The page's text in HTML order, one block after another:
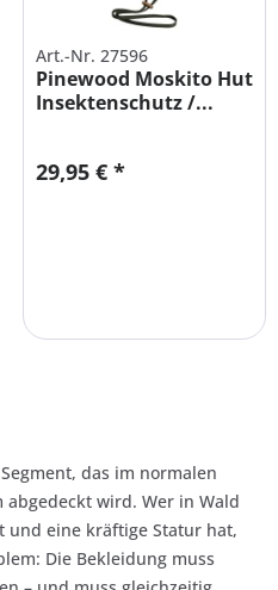
Art.-Nr. 27596
Pinewood Moskito Hut
Insektenschutz /...
29,95 € *
das im normalen
wird. Wer in Wald
und eine kräftige Statur hat,
Die Bekleidung muss